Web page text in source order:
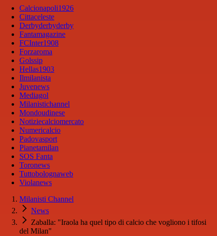
Calcionapoli1926
Cittaceleste
Derbyderbyderby
Fantamagazine
FCInter1908
Forzaroma
Golssip
Hellas1903
Ilmilanista
Juvenews
Mediagol
Milanistichannel
Mondoudinese
Notiziecalciomercato
Numericalcio
Padovasport
Pianetamilan
SOS Fanta
Toronews
Tuttobolognaweb
Violanews
Milanisti Channel
News
Zaballa: "Iraola ha quel tipo di calcio che vogliono i tifosi
del Milan"